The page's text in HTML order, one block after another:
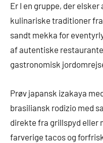
Er I en gruppe, der
kulinariske traditioner
sandt mekka for
af autentiske
gastronomisk
Prøv japansk izakaya
brasiliansk rodizio med
direkte fra grillspyd eller
farverige tacos og